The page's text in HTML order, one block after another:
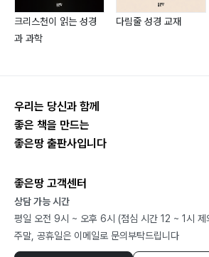
6. 에스겔 445
7. 다니엘서 465
8. 소예언서(열두 예언서) 486
크리스천이 읽는 성경
과 과학
다림줄 성경 교재
우리는 당신과 함께
좋은 책을 만드는
좋은땅 출판사입니다
좋은땅 고객센터
상담 가능 시간
평일 오전 9시 ~ 오후 6시 (점심 시간 12 ~ 1시 제
주말, 공휴일은 이메일로 문의부탁드립니다